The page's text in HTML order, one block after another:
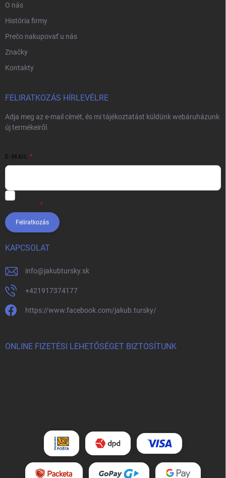
O nás
História firmy
Prečo nakupovať u nás
Značky
Kontakty
FELIRATKOZÁS HÍRLEVÉLRE
Adja meg az e-mail címét, és mi tájékoztatást küldünk webáruházunk
új termékeiről.
E-MAIL
Feliratkozás
KAPCSOLAT
info@jakubtursky.sk
+421917374177
https://www.facebook.com/jakub.tursky/
ONLINE FIZETÉSI LEHETŐSÉGET BIZTOSÍTUNK